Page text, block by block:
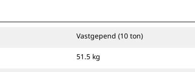
Vastgepend (10 ton)
51.5 kg